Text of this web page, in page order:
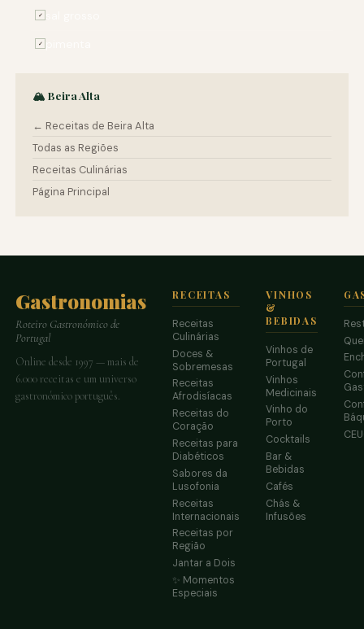
✓
✓
🏔️ Beira Alta
← Receitas de Beira Alta
Todas as Regiões
Receitas Culinárias
Página Principal
Gastronomias
Roteiro Gastronómico de
Portugal
Online desde 1997 — mais de
6.000 receitas e um universo
gastronómico português.
RECEITAS
Receitas
Culinárias
Doces &
Sobremesas
Receitas
Afrodisíacas
Receitas do
Coração
Receitas para
Diabéticos
Sabores da
Lusofonia
Receitas
Internacionais
Receitas por
Região
Jantar a Dois
✨ Momentos
Especiais
VINHOS
&
BEBIDAS
Vinhos de
Portugal
Vinhos
Medicinais
Vinho do
Porto
Cocktails
Bar &
Bebidas
Cafés
Chás &
Infusões